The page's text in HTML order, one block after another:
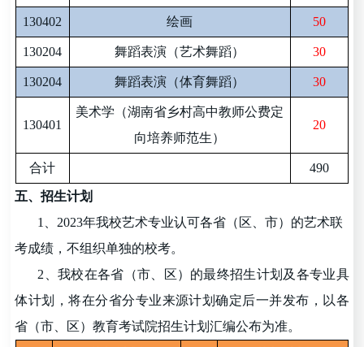
130402 绘画 50
130204 舞蹈表演（艺术舞蹈） 30
130204 舞蹈表演（体育舞蹈） 30
130401
美术学（湖南省乡村高中教师公费定
向培养师范生）
20
合计 490
五、招生计划
1、2023年我校艺术专业认可各省（区、市）的艺术联
考成绩，不组织单独的校考。
2、我校在各省（市、区）的最终招生计划及各专业具
体计划，将在分省分专业来源计划确定后一并发布，以各
省（市、区）教育考试院招生计划汇编公布为准。